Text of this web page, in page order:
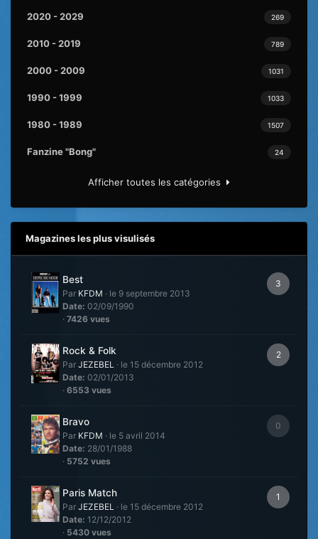
269
2020 - 2029
789
2010 - 2019
1031
2000 - 2009
1033
1990 - 1999
1507
1980 - 1989
24
Fanzine "Bong"
Afficher toutes les catégories
Magazines les plus visulisés
3
Best
Par KFDM · le 9 septembre 2013
Date: 02/09/1990
· 7426 vues
2
Rock & Folk
Par JEZEBEL · le 15 décembre 2012
Date: 02/01/2013
· 6553 vues
0
Bravo
Par KFDM · le 5 avril 2014
Date: 28/01/1988
· 5752 vues
1
Paris Match
Par JEZEBEL · le 15 décembre 2012
Date: 12/12/2012
· 5430 vues